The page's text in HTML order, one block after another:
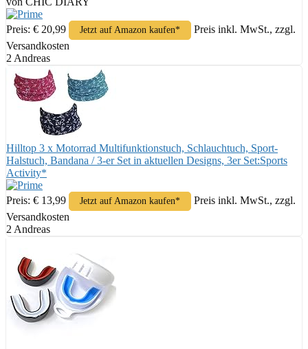
Preis: € 20,99 Jetzt auf Amazon kaufen*
Preis inkl. MwSt., zzgl.
Versandkosten
2 Andreas
Hilltop 3 x Motorrad Multifunktionstuch, Schlauchtuch, Sport-
Halstuch, Bandana / 3-er Set in aktuellen Designs, 3er Set:Sports
Activity*
Preis: € 13,99 Jetzt auf Amazon kaufen*
Preis inkl. MwSt., zzgl.
Versandkosten
2 Andreas